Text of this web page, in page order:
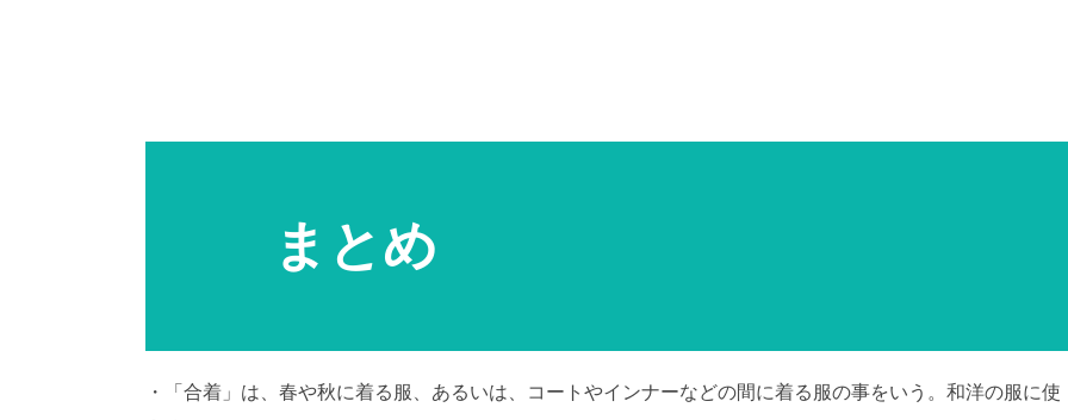
まとめ
・「合着」は、春や秋に着る服、あるいは、コートやインナーなどの間に着る服の事をいう。和洋の服に使